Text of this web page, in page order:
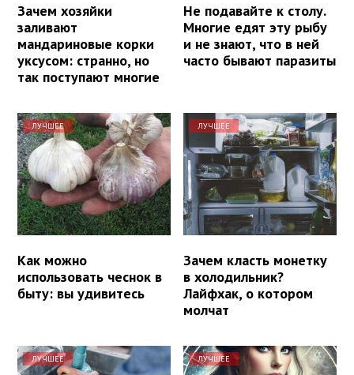
Зачем хозяйки
заливают
мандариновые корки
уксусом: странно, но
так поступают многие
Не подавайте к столу.
Многие едят эту рыбу
и не знают, что в ней
часто бывают паразиты
ЛУЧШЕЕ
Как можно
использовать чеснок в
быту: вы удивитесь
ЛУЧШЕЕ
Зачем класть монетку
в холодильник?
Лайфхак, о котором
молчат
ЛУЧШЕЕ ЛУЧШЕЕ